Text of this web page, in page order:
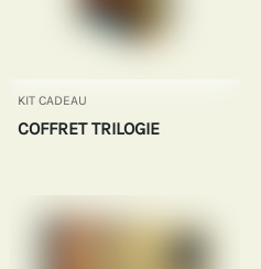
KIT CADEAU
COFFRET TRILOGIE